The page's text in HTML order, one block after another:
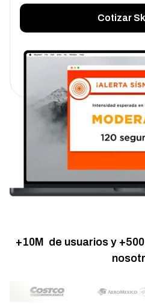
Cotizar
+10M de usuarios y